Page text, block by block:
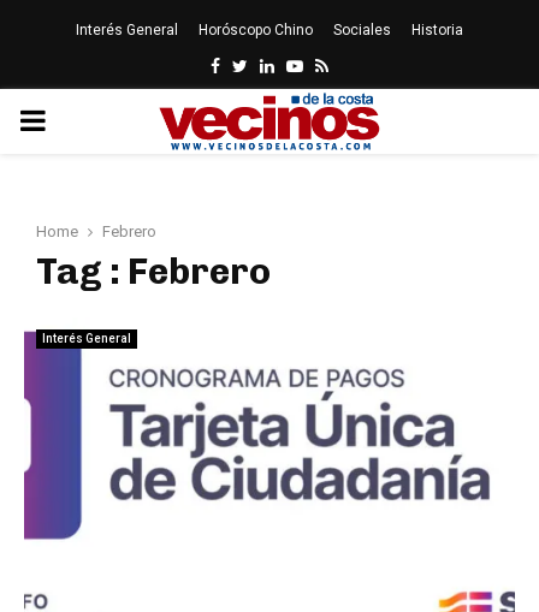
Interés General Horóscopo Chino Sociales Historia
Facebook
Twitter
LinkedinYoutube
Rss
PRIMARY
Home Febrero
Tag : Febrero
Interés General